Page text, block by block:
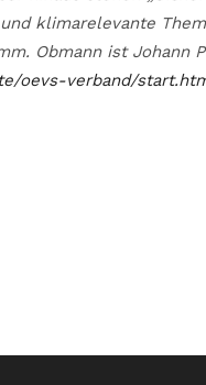
klimarelevante
Obmann ist
oevs-verband/